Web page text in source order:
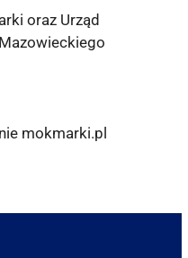
oraz Urząd
mokmarki.pl